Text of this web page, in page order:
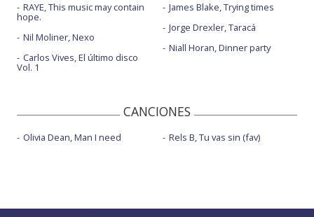
RAYE, This music may contain
hope.
Nil Moliner, Nexo
Carlos Vives, El último disco
Vol. 1
James Blake, Trying times
Jorge Drexler, Taracá
Niall Horan, Dinner party
CANCIONES
Olivia Dean, Man I need Rels B, Tu vas sin (fav)